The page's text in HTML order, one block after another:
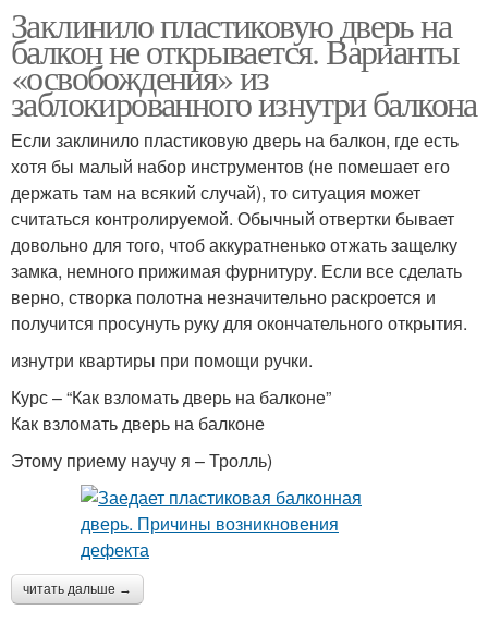
Заклинило пластиковую дверь на
балкон не открывается. Варианты
«освобождения» из
заблокированного изнутри балкона
Если заклинило пластиковую дверь на балкон, где есть
хотя бы малый набор инструментов (не помешает его
держать там на всякий случай), то ситуация может
считаться контролируемой. Обычный отвертки бывает
довольно для того, чтоб аккуратненько отжать защелку
замка, немного прижимая фурнитуру. Если все сделать
верно, створка полотна незначительно раскроется и
получится просунуть руку для окончательного открытия.
изнутри квартиры при помощи ручки.
Курс – “Как взломать дверь на балконе”
Как взломать дверь на балконе
Этому приему научу я – Тролль)
читать дальше →